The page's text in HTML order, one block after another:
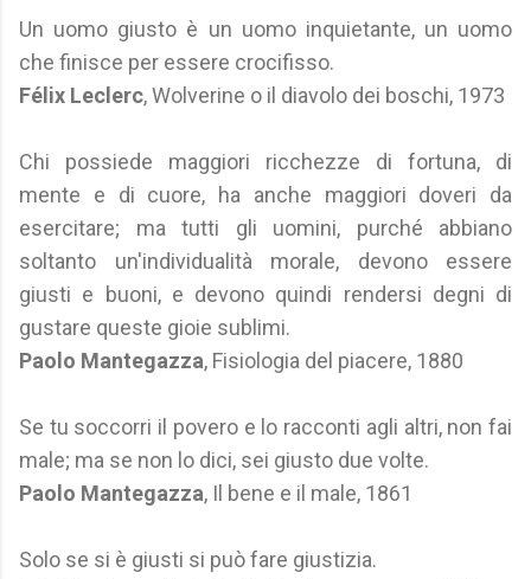
Un uomo giusto è un uomo inquietante, un uomo
che finisce per essere crocifisso.
Félix Leclerc, Wolverine o il diavolo dei boschi, 1973
Chi possiede maggiori ricchezze di fortuna, di
mente e di cuore, ha anche maggiori doveri da
esercitare; ma tutti gli uomini, purché abbiano
soltanto un'individualità morale, devono essere
giusti e buoni, e devono quindi rendersi degni di
gustare queste gioie sublimi.
Paolo Mantegazza, Fisiologia del piacere, 1880
Se tu soccorri il povero e lo racconti agli altri, non fai
male; ma se non lo dici, sei giusto due volte.
Paolo Mantegazza, Il bene e il male, 1861
Solo se si è giusti si può fare giustizia.